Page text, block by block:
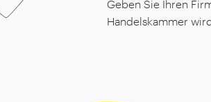
Geben Sie Ihren
Handelskammer